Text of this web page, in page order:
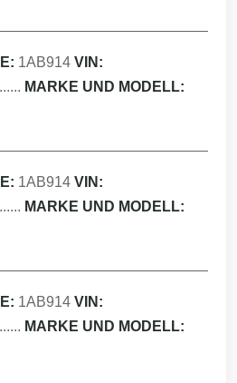
1AB914 VIN:
MARKE UND MODELL:
1AB914 VIN:
MARKE UND MODELL:
1AB914 VIN:
MARKE UND MODELL: